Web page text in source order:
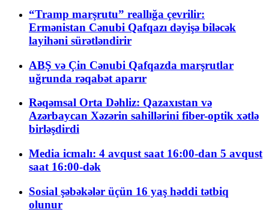
“Tramp marşrutu” reallığa çevrilir:
Ermənistan Cənubi Qafqazı dəyişə biləcək
layihəni sürətləndirir
ABŞ və Çin Cənubi Qafqazda marşrutlar
uğrunda rəqabət aparır
Rəqəmsal Orta Dəhliz: Qazaxıstan və
Azərbaycan Xəzərin sahillərini fiber-optik xətlə
birləşdirdi
Media icmalı: 4 avqust saat 16:00-dan 5 avqust
saat 16:00-dək
Sosial şəbəkələr üçün 16 yaş həddi tətbiq
olunur